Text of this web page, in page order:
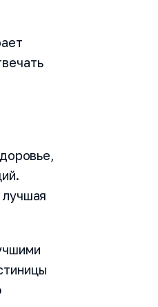
Email
Я прочитал и согласен с
соглашения